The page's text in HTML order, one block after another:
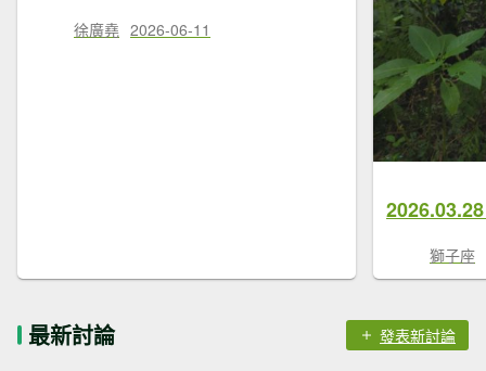
徐廣堯 2026-06-11
獅子座
最新討論 發表新討論